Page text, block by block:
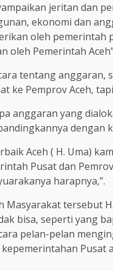
jeritan dan
ekonomi dan
oleh pemerintah
oleh Pemerintah
tentang
ke Pemprov Aceh,
anggaran yang
dengan
Aceh ( H. Uma)
Pusat dan
harapnya,”.
tersebut
bisa, seperti yang
pelan-pelan
Pusat